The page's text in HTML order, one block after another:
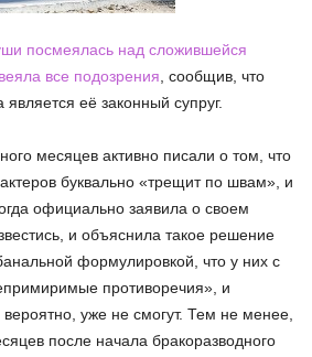
посмеялась над сложившейся
все подозрения , сообщив, что
её законный супруг.
месяцев активно писали о том, что
буквально «трещит по швам», и
официально заявила о своем
и объяснила такое решение
формулировкой, что у них с
противоречия», и
уже не смогут. Тем не менее,
после начала бракоразводного